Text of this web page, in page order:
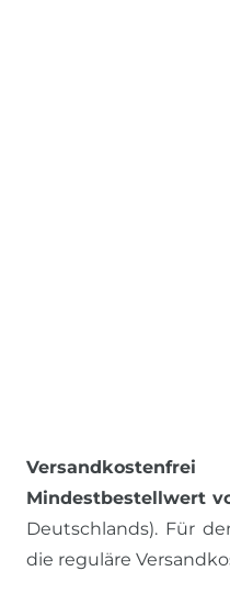
Mindestbestellwert
Deutschlands). Für
die reguläre